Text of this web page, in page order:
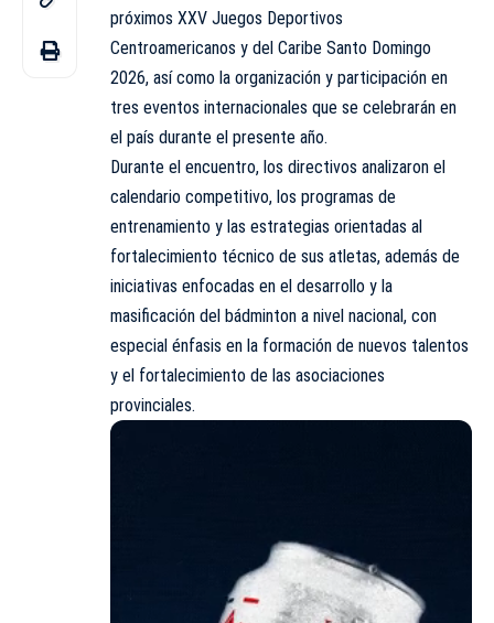
próximos XXV Juegos Deportivos
Centroamericanos y del Caribe Santo Domingo
2026, así como la organización y participación en
tres eventos internacionales que se celebrarán en
el país durante el presente año.
Durante el encuentro, los directivos analizaron el
calendario competitivo, los programas de
entrenamiento y las estrategias orientadas al
fortalecimiento técnico de sus atletas, además de
iniciativas enfocadas en el desarrollo y la
masificación del bádminton a nivel nacional, con
especial énfasis en la formación de nuevos talentos
y el fortalecimiento de las asociaciones
provinciales.